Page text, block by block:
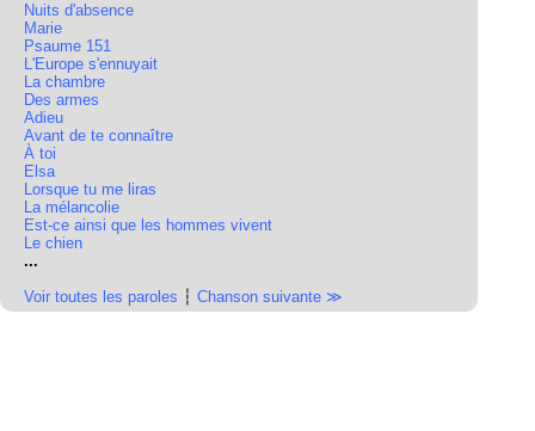
Nuits d'absence
Marie
Psaume 151
L'Europe s'ennuyait
La chambre
Des armes
Adieu
Avant de te connaître
À toi
Elsa
Lorsque tu me liras
La mélancolie
Est-ce ainsi que les hommes vivent
Le chien
...
Voir toutes les paroles ┆ Chanson suivante ≫